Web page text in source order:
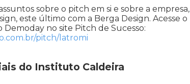
sobre o pitch em si e sobre a empresa,
este último com a Berga Design. Acesse o
no site Pitch de Sucesso:
pitch/latromi
do Instituto Caldeira